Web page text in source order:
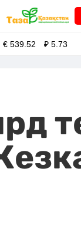
€539.52 ₽5.73